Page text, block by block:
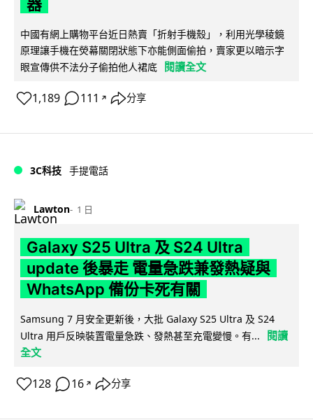
器
中國有網上購物平台近日熱賣「折射手機殼」，利用光學稜鏡
原理讓手機在熒幕關閉狀態下亦能側面偷拍，賣家更以暗示字
眼宣傳供不法分子偷拍他人裙底
閱讀全文
1,189 111 ↗ 分享
3C科技 手提電話
Lawton 1 日
Galaxy S25 Ultra 及 S24 Ultra
update 後暴走 電量急跌兼發熱疑與
WhatsApp 備份卡死有關
Samsung 7 月安全更新後，大批 Galaxy S25 Ultra 及 S24
Ultra 用戶反映裝置電量急跌、發熱甚至充電變慢。有...
閱讀
全文
128 16 ↗ 分享